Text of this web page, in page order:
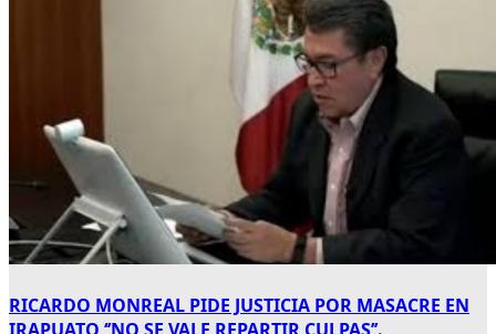
RICARDO MONREAL PIDE JUSTICIA POR MASACRE EN